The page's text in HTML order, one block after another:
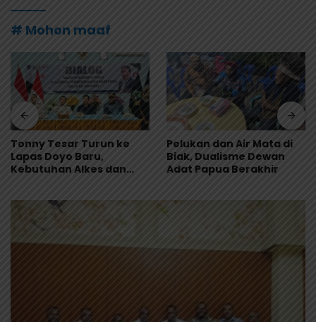
# Mohon maaf
Tonny Tesar Turun ke
Lapas Doyo Baru,
Kebutuhan Alkes dan
Pelukan dan Air Mata di
Biak, Dualisme Dewan
Adat Papua Berakhir